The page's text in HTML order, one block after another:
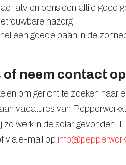
atv en pensioen altijd goed
nazorg
een goede baan in de
neem contact op
om gericht te zoeken naar
vacatures van
zo werk in de solar gevonden.
via e-mail op